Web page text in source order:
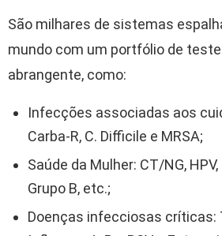
São milhares de sistemas
mundo com um portfólio de
abrangente, como:
Infecções associadas aos
Carba-R, C. Difficile e MRSA;
Saúde da Mulher: CT/NG,
Grupo B, etc.;
Doenças infecciosas críticas: